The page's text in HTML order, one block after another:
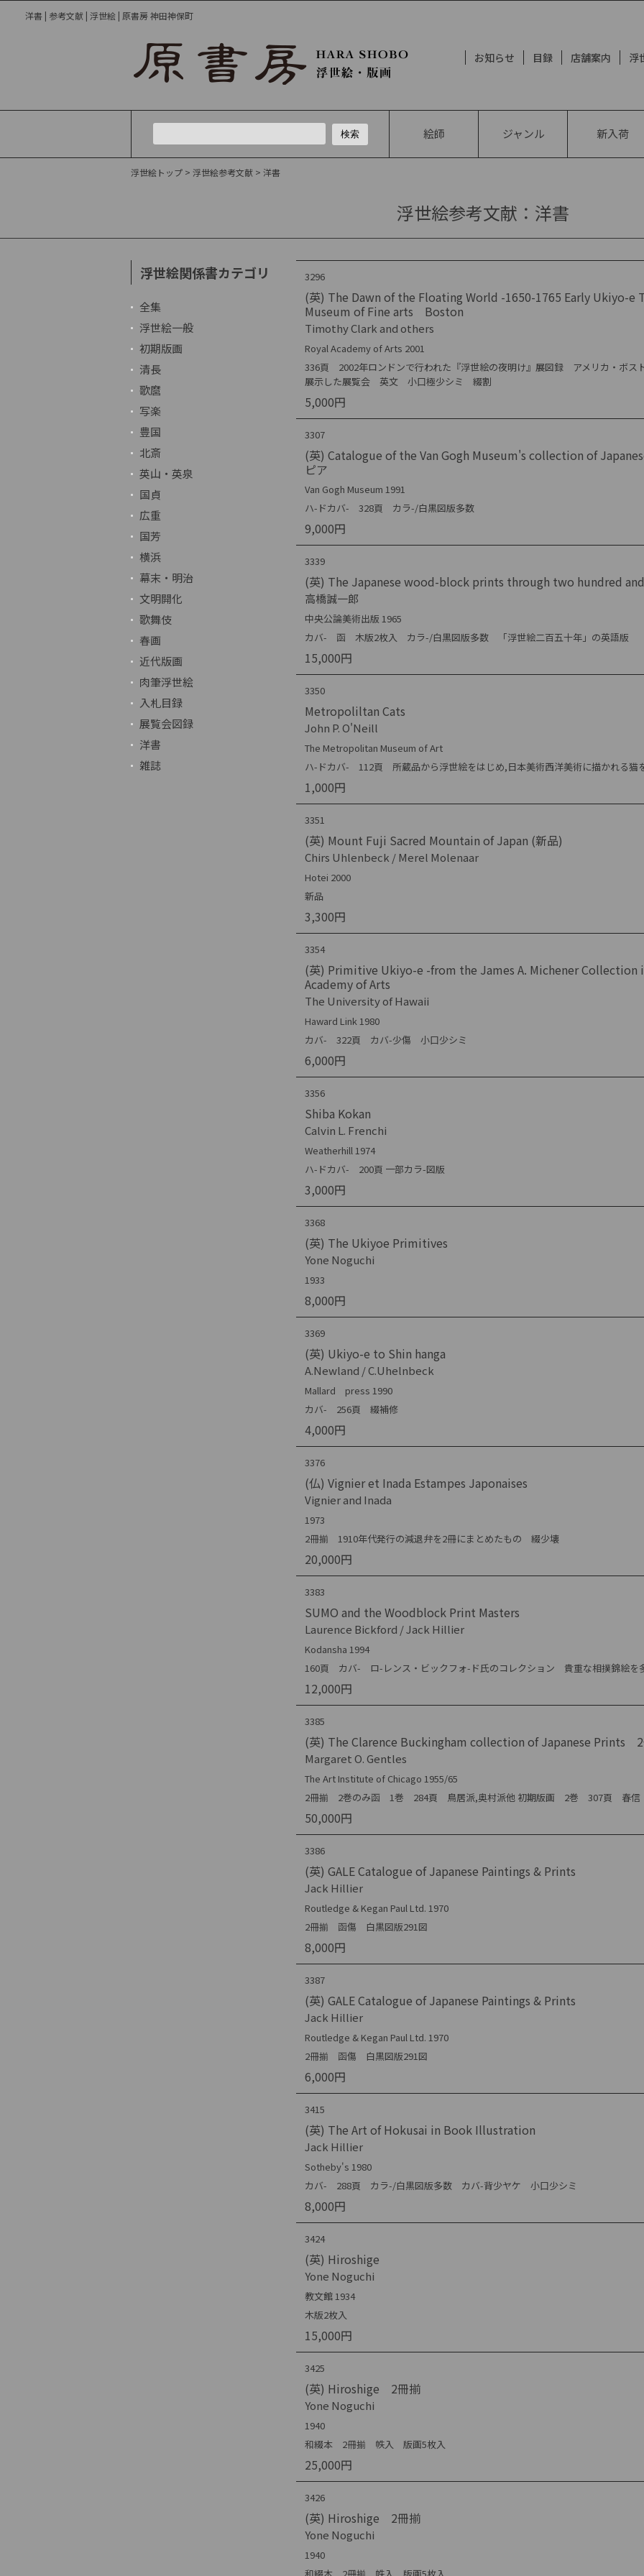
洋書 | 参考文献 | 浮世絵 | 原書房 神田神保町
お知らせ 目録 店舗案内 浮
絵師 ジャンル 新入荷
浮世絵トップ > 浮世絵参考文献 > 洋書
浮世絵参考文献：洋書
3296
(英) The Dawn of the Floating World -1650-1765 Early Ukiyo-e
Museum of Fine arts Boston
Timothy Clark and others
Royal Academy of Arts 2001
336頁 2002年ロンドンで行われた『浮世絵の夜明け』展図録 アメリカ・ボス
展示した展覧会 英文 小口極少シミ 綴割
5,000円
3307
(英) Catalogue of the Van Gogh Museum's collection of
ピア
Van Gogh Museum 1991
ハ-ドカバ- 328頁 カラ-/白黒図版多数
9,000円
3339
(英) The Japanese wood-block prints through two hundred
高橋誠一郎
中央公論美術出版 1965
カバ- 函 木版2枚入 カラ-/白黒図版多数 「浮世絵二百五十年」の英語版
15,000円
3350
Metropoliltan Cats
John P. O'Neill
The Metropolitan Museum of Art
ハ-ドカバ- 112頁 所蔵品から浮世絵をはじめ,日本美術西洋美術に描かれる猫
1,000円
3351
(英) Mount Fuji Sacred Mountain of Japan (新品)
Chirs Uhlenbeck / Merel Molenaar
Hotei 2000
新品
3,300円
3354
(英) Primitive Ukiyo-e -from the James A. Michener
Academy of Arts
The University of Hawaii
Haward Link 1980
カバ- 322頁 カバ-少傷 小口少シミ
6,000円
3356
Shiba Kokan
Calvin L. Frenchi
Weatherhill 1974
ハ-ドカバ- 200頁 一部カラ-図版
3,000円
3368
(英) The Ukiyoe Primitives
Yone Noguchi
1933
8,000円
3369
(英) Ukiyo-e to Shin hanga
A.Newland / C.Uhelnbeck
Mallard press 1990
カバ- 256頁 綴補修
4,000円
3376
(仏) Vignier et Inada Estampes Japonaises
Vignier and Inada
1973
2冊揃 1910年代発行の減退弁を2冊にまとめたもの 綴少壊
20,000円
3383
SUMO and the Woodblock Print Masters
Laurence Bickford / Jack Hillier
Kodansha 1994
160頁 カバ- ロ-レンス・ビックフォ-ド氏のコレクション 貴重な相撲錦絵を
12,000円
3385
(英) The Clarence Buckingham collection of Japanese Prints
Margaret O. Gentles
The Art Institute of Chicago 1955/65
2冊揃 2巻のみ函 1巻 284頁 鳥居派,奥村派他 初期版画 2巻 307頁 春
50,000円
3386
(英) GALE Catalogue of Japanese Paintings & Prints
Jack Hillier
Routledge & Kegan Paul Ltd. 1970
2冊揃 函傷 白黒図版291図
8,000円
3387
(英) GALE Catalogue of Japanese Paintings & Prints
Jack Hillier
Routledge & Kegan Paul Ltd. 1970
2冊揃 函傷 白黒図版291図
6,000円
3415
(英) The Art of Hokusai in Book Illustration
Jack Hillier
Sotheby's 1980
カバ- 288頁 カラ-/白黒図版多数 カバ-背少ヤケ 小口少シミ
8,000円
3424
(英) Hiroshige
Yone Noguchi
教文館 1934
木版2枚入
15,000円
3425
(英) Hiroshige 2冊揃
Yone Noguchi
1940
和綴本 2冊揃 帙入 版画5枚入
25,000円
3426
(英) Hiroshige 2冊揃
Yone Noguchi
1940
浮世絵関係書カテゴリ
全集
浮世絵一般
初期版画
清長
歌麿
写楽
豊国
北斎
英山・英泉
国貞
広重
国芳
横浜
幕末・明治
文明開化
歌舞伎
春画
近代版画
肉筆浮世絵
入札目録
展覧会図録
洋書
雑誌